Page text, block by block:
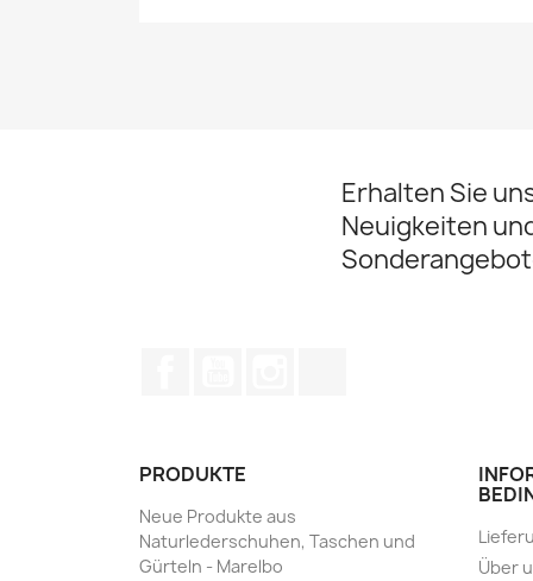
Erhalten Sie
Neuigkeiten
PRODUKTE
Neue Produkte aus
Naturlederschuhen, Taschen und
Gürteln - Marelbo
Über